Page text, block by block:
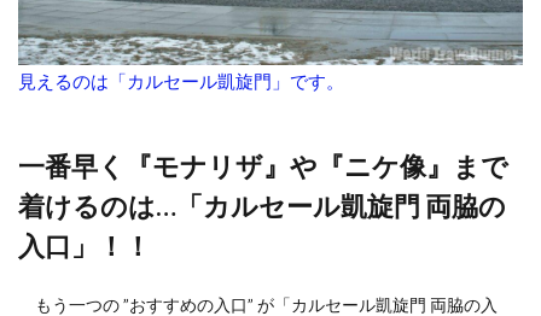
見えるのは「カルセール凱旋門」です。
一番早く『モナリザ』や『ニケ像』まで
着けるのは…「カルセール凱旋門 両脇の
入口」！！
もう一つの ”おすすめの入口” が「カルセール凱旋門 両脇の入